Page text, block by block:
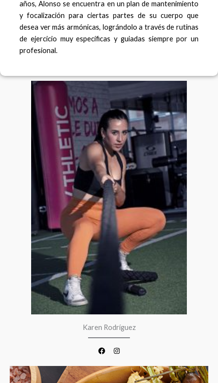
años, Alonso se encuentra en un plan de mantenimiento
y focalización para ciertas partes de su cuerpo que
desea ver más armónicas, lográndolo a través de rutinas
de ejercicio muy específicas y guiadas siempre por un
profesional.
Karen Rodríguez
F
b
o
k
I
a
g
r
a
m